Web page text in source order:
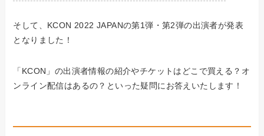
そして、KCON 2022 JAPANの第1弾・第2弾の出演者が発表
となりました！
「KCON」の出演者情報の紹介やチケットはどこで買える？オ
ンライン配信はあるの？といった疑問にお答えいたします！